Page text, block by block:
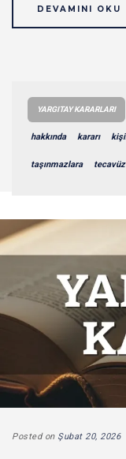
DEVAMINI OKU
YARGITAY KARARLARI
hakkında kararı
taşınmazlara tecavüz
Posted on Şubat 20, 2026